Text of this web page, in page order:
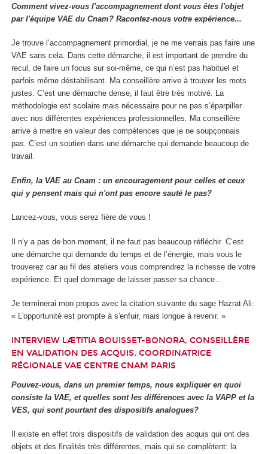
Comment vivez-vous l'accompagnement dont vous êtes l'objet
par l'équipe VAE du Cnam? Racontez-nous votre expérience...
Je trouve l’accompagnement primordial, je ne me verrais pas faire une
VAE sans cela. Dans cette démarche, il est important de prendre du
recul, de faire un focus sur soi-même, ce qui n’est pas habituel et
parfois même déstabilisant. Ma conseillère arrive à trouver les mots
justes. C’est une démarche dense, il faut être très motivé. La
méthodologie est scolaire mais nécessaire pour ne pas s’éparpiller
avec nos différentes expériences professionnelles. Ma conseillère
arrive à mettre en valeur des compétences que je ne soupçonnais
pas. C’est un soutien dans une démarche qui demande beaucoup de
travail.
Enfin, la VAE au Cnam : un encouragement pour celles et ceux
qui y pensent mais qui n'ont pas encore sauté le pas?
Lancez-vous, vous serez fière de vous !
Il n’y a pas de bon moment, il ne faut pas beaucoup réfléchir. C’est
une démarche qui demande du temps et de l’énergie, mais vous le
trouverez car au fil des ateliers vous comprendrez la richesse de votre
expérience. Et quel dommage de laisser passer sa chance…
Je terminerai mon propos avec la citation suivante du sage Hazrat Ali:
« L'opportunité est prompte à s'enfuir, mais longue à revenir. »
INTERVIEW LÆTITIA BOUISSET-BONORA, CONSEILLÈRE
EN VALIDATION DES ACQUIS, COORDINATRICE
RÉGIONALE VAE CENTRE CNAM PARIS
Pouvez-vous, dans un premier temps, nous expliquer en quoi
consiste la VAE, et quelles sont les différences avec la VAPP et la
VES, qui sont pourtant des dispositifs analogues?
Il existe en effet trois dispositifs de validation des acquis qui ont des
objets et des finalités très différentes, mais qui se complètent: la